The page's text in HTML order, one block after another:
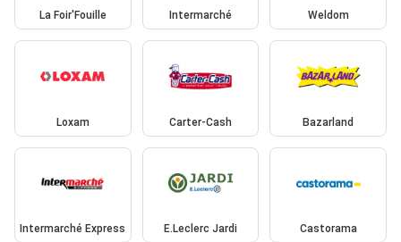
La Foir'Fouille Intermarché Weldom
Loxam Carter-Cash Bazarland
Intermarché Express E.Leclerc Jardi Castorama